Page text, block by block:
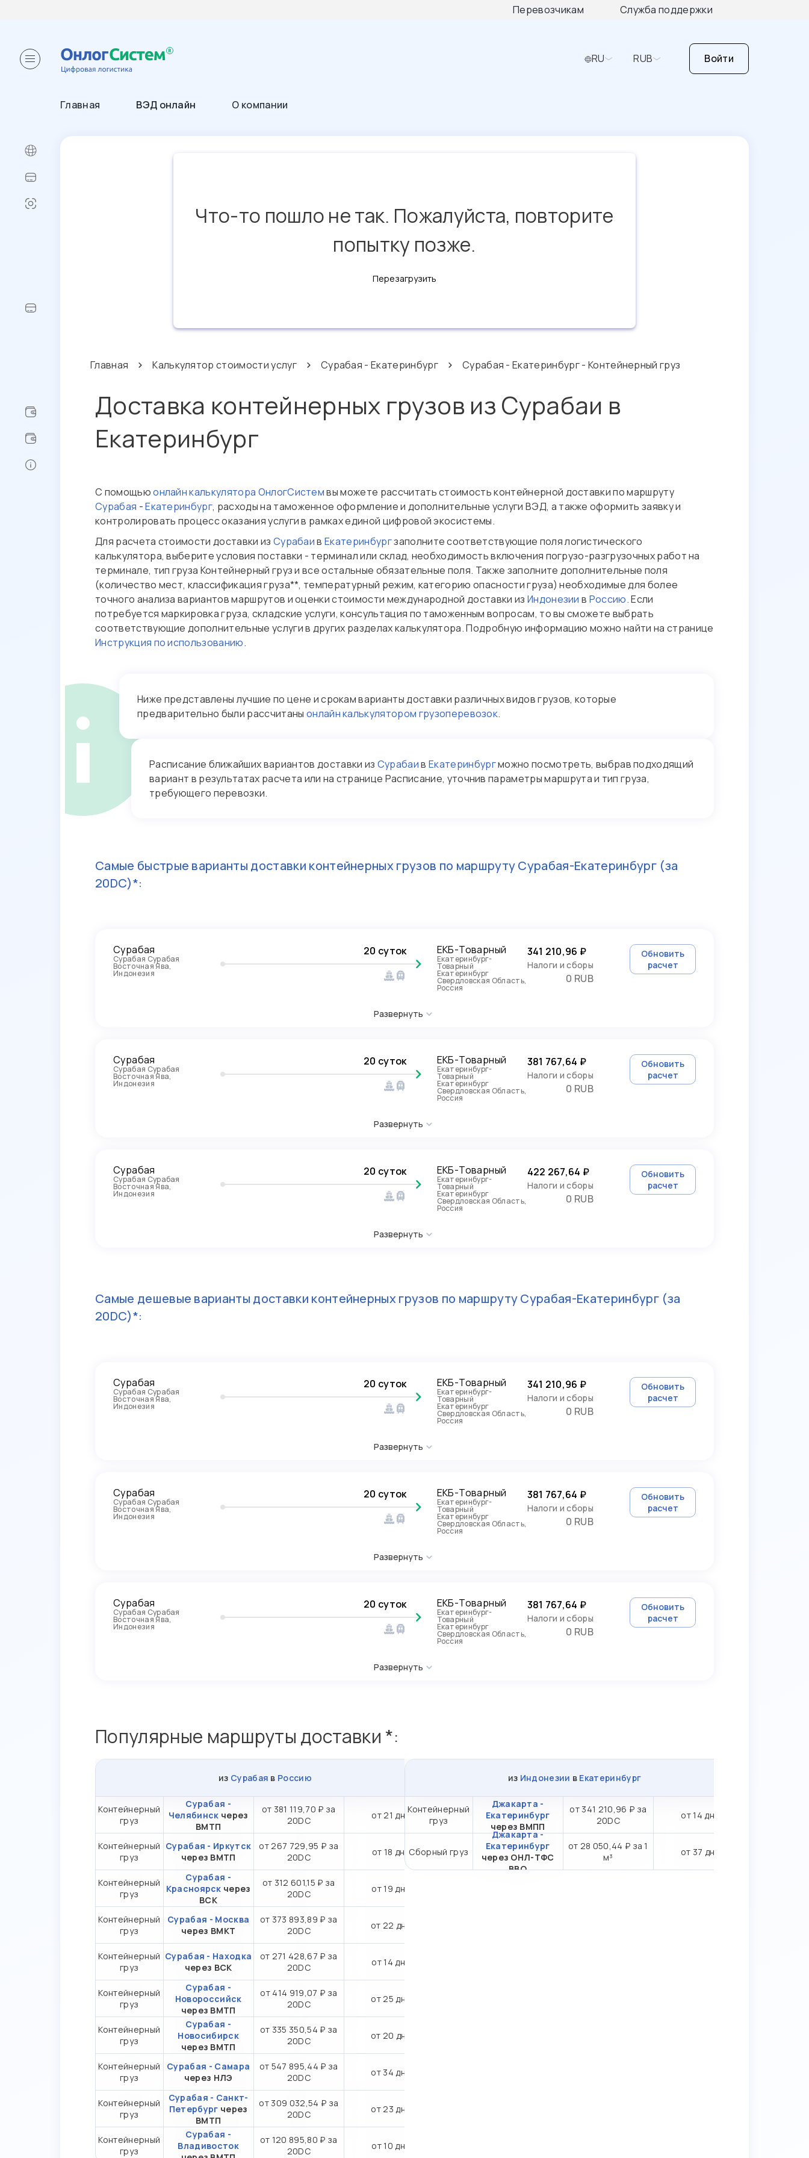
Перевозчикам Служба поддержки
RU RUB Войти
Главная ВЭД онлайн О компании
Что-то пошло не так. Пожалуйста, повторите
попытку позже.
Перезагрузить
Главная Калькулятор стоимости услуг Сурабая - Екатеринбург Сурабая - Екатеринбург - Контейнерный груз
Доставка контейнерных грузов из Сурабаи в
Екатеринбург
С помощьюонлайн калькулятора ОнлогСистемвы можете рассчитать стоимость контейнерной доставки по маршруту
Сурабая -Екатеринбург, расходы на таможенное оформление и дополнительные услуги ВЭД, а также оформить заявку и
контролировать процесс оказания услуги в рамках единой цифровой экосистемы.
Для расчета стоимости доставки из СурабаивЕкатеринбургзаполните соответствующие поля логистического
калькулятора, выберите условия поставки - терминал или склад, необходимость включения погрузо-разгрузочных работ на
терминале, тип груза Контейнерный груз и все остальные обязательные поля. Также заполните дополнительные поля
(количество мест, классификация груза**, температурный режим, категорию опасности груза) необходимые для более
точного анализа вариантов маршрутов и оценки стоимости международной доставки из Индонезии в Россию. Если
потребуется маркировка груза, складские услуги, консультация по таможенным вопросам, то вы сможете выбрать
соответствующие дополнительные услуги в других разделах калькулятора. Подробную информацию можно найти на странице
Инструкция по использованию.
Ниже представлены лучшие по цене и срокам варианты доставки различных видов грузов, которые
предварительно были рассчитаны онлайн калькулятором грузоперевозок.
Расписание ближайших вариантов доставки из Сурабаив Екатеринбургможно посмотреть, выбрав подходящий
вариант в результатах расчета или на странице Расписание, уточнив параметры маршрута и тип груза,
требующего перевозки.
Самые быстрые варианты доставки контейнерных грузов по маршрутуСурабая-Екатеринбург(за
20DC)*:
Сурабая
Сурабая Сурабая
Восточная Ява,
Индонезия
20 суток ЕКБ-Товарный
Екатеринбург-
Товарный
Екатеринбург
Свердловская Область,
Россия
341 210,96 ₽
Налоги и сборы
0 RUB
Обновить
расчет
Развернуть
Сурабая
Сурабая Сурабая
Восточная Ява,
Индонезия
20 суток ЕКБ-Товарный
Екатеринбург-
Товарный
Екатеринбург
Свердловская Область,
Россия
381 767,64 ₽
Налоги и сборы
0 RUB
Обновить
расчет
Развернуть
Сурабая
Сурабая Сурабая
Восточная Ява,
Индонезия
20 суток ЕКБ-Товарный
Екатеринбург-
Товарный
Екатеринбург
Свердловская Область,
Россия
422 267,64 ₽
Налоги и сборы
0 RUB
Обновить
расчет
Развернуть
Самые дешевые варианты доставки контейнерных грузов по маршрутуСурабая-Екатеринбург(за
20DC)*:
Сурабая
Сурабая Сурабая
Восточная Ява,
Индонезия
20 суток ЕКБ-Товарный
Екатеринбург-
Товарный
Екатеринбург
Свердловская Область,
Россия
341 210,96 ₽
Налоги и сборы
0 RUB
Обновить
расчет
Развернуть
Сурабая
Сурабая Сурабая
Восточная Ява,
Индонезия
20 суток ЕКБ-Товарный
Екатеринбург-
Товарный
Екатеринбург
Свердловская Область,
Россия
381 767,64 ₽
Налоги и сборы
0 RUB
Обновить
расчет
Развернуть
Сурабая
Сурабая Сурабая
Восточная Ява,
Индонезия
20 суток ЕКБ-Товарный
Екатеринбург-
Товарный
Екатеринбург
Свердловская Область,
Россия
381 767,64 ₽
Налоги и сборы
0 RUB
Обновить
расчет
Развернуть
Популярные маршруты доставки *:
из Сурабая в Россию
Контейнерный
груз
Сурабая -
Челябинск через
ВМТП
от 381 119,70 ₽ за
20DC
от 21 дн.
Контейнерный
груз
Сурабая - Иркутск
через ВМТП
от 267 729,95 ₽ за
20DC
от 18 дн.
Контейнерный
груз
Сурабая -
Красноярск через
ВСК
от 312 601,15 ₽ за
20DC
от 19 дн.
Контейнерный
груз
Сурабая - Москва
через ВМКТ
от 373 893,89 ₽ за
20DC
от 22 дн.
Контейнерный
груз
Сурабая - Находка
через ВСК
от 271 428,67 ₽ за
20DC
от 14 дн.
Контейнерный
груз
Сурабая -
Новороссийск
через ВМТП
от 414 919,07 ₽ за
20DC
от 25 дн.
Контейнерный
груз
Сурабая -
Новосибирск
через ВМТП
от 335 350,54 ₽ за
20DC
от 20 дн.
Контейнерный
груз
Сурабая - Самара
через НЛЭ
от 547 895,44 ₽ за
20DC
от 34 дн.
Контейнерный
груз
Сурабая - Санкт-
Петербург через
ВМТП
от 309 032,54 ₽ за
20DC
от 23 дн.
Контейнерный
груз
Сурабая -
Владивосток
от 120 895,80 ₽ за
20DC
от 10 дн.
из Индонезии в Екатеринбург
Контейнерный
груз
Джакарта -
Екатеринбург
через ВМПП
от 341 210,96 ₽ за
20DC
от 14 дн.
Сборный груз
Джакарта -
Екатеринбург
через ОНЛ-ТФС
ВВО
от 28 050,44 ₽ за 1
м³
от 37 дн.